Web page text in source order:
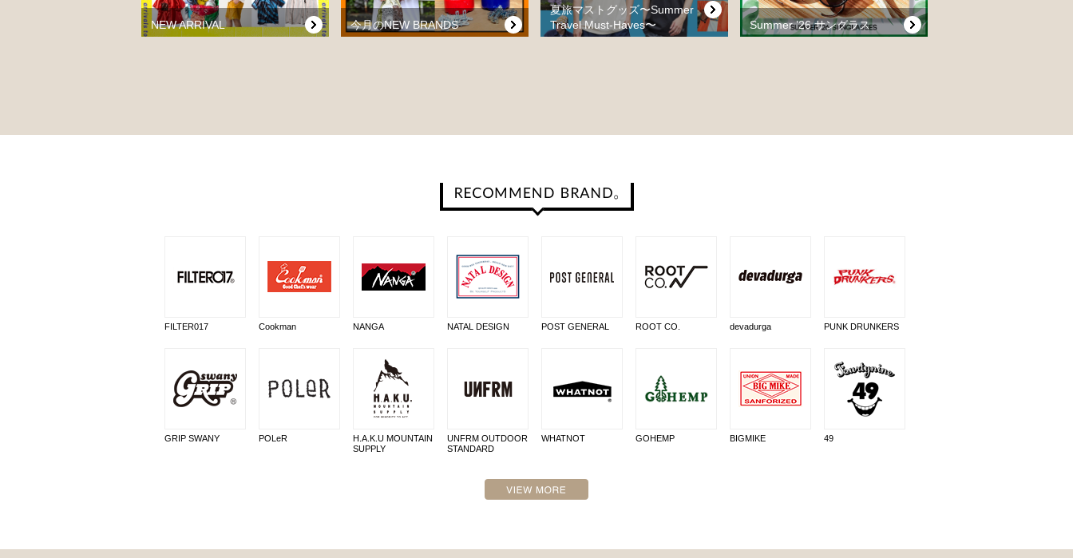
NEW ARRIVAL 今月のNEW BRANDS
夏旅マストグッズ〜Summer
Travel Must-Haves〜
Summer ’26 サングラス
FILTER017 Cookman NANGA NATAL DESIGN POST GENERAL ROOT CO. devadurga PUNK DRUNKERS
GRIP SWANY POLeR
H.A.K.U MOUNTAIN
SUPPLY
UNFRM OUTDOOR
STANDARD
WHATNOT GOHEMP BIGMIKE 49